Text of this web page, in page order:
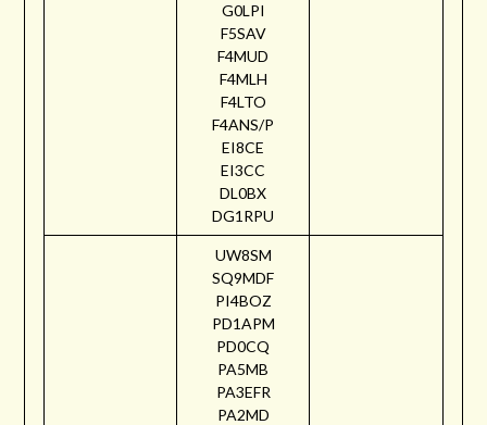
G0LPI
F5SAV
F4MUD
F4MLH
F4LTO
F4ANS/P
EI8CE
EI3CC
DL0BX
DG1RPU
UW8SM
SQ9MDF
PI4BOZ
PD1APM
PD0CQ
PA5MB
PA3EFR
PA2MD